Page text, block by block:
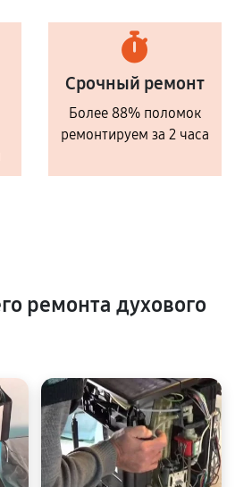
Срочный ремонт
Более 88% поломок
ремонтируем за 2 часа
ремонта духового